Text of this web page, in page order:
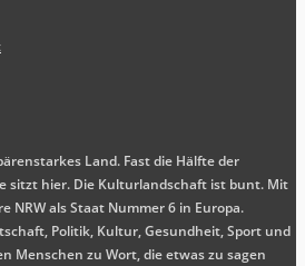
Land. Fast die Hälfte der
sitzt hier. Die Kulturlandschaft ist bunt. Mit
NRW als Staat Nummer 6 in Europa.
Politik, Kultur, Gesundheit, Sport und
Menschen zu Wort, die etwas zu sagen